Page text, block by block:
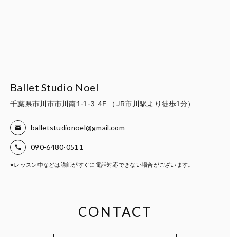
Ballet Studio Noel
千葉県市川市市川南1-1-3 4F （JR市川駅より徒歩1分）
balletstudionoel@gmail.com
090-6480-0511
※レッスン中などは講師がすぐに電話対応できない場合がございます。
CONTACT